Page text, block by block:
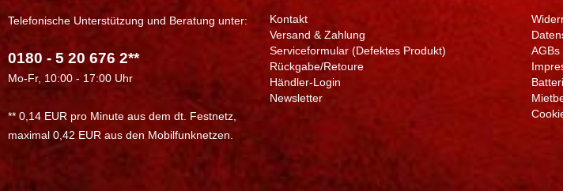
Telefonische Unterstützung und Beratung unter:
0180 - 5 20 676 2**
Mo-Fr, 10:00 - 17:00 Uhr
** 0,14 EUR pro Minute aus dem dt. Festnetz,
maximal 0,42 EUR aus den Mobilfunknetzen.
Kontakt
Versand & Zahlung
Serviceformular (Defektes Produkt)
Rückgabe/Retoure
Händler-Login
Newsletter
AGBs